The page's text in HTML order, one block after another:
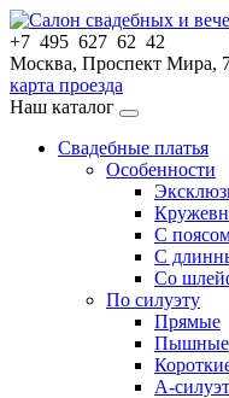
+7 495 627 62 42
Москва, Проспект Мира,
карта проезда
Наш каталог
Свадебные платья
Особенности
С
С
Со
По силуэту
Прямые
Пышные
А-силуэт